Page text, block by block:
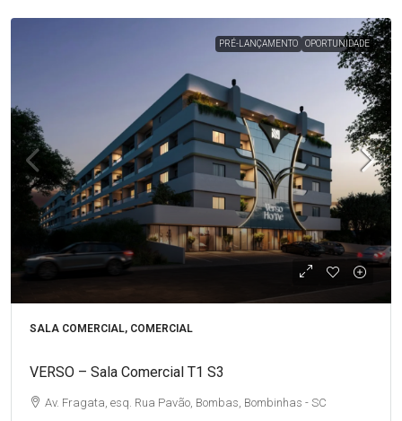
PRÉ-LANÇAMENTO OPORTUNIDADE
SALA COMERCIAL, COMERCIAL
VERSO – Sala Comercial T1 S3
Av. Fragata, esq. Rua Pavão, Bombas, Bombinhas - SC